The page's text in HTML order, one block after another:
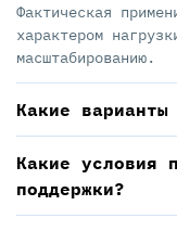
Фактическая
характером
масштабированию.
Какие
Какие условия
поддержки?